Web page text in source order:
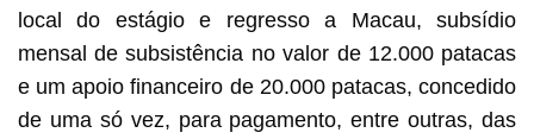
local do estágio e regresso a Macau, subsídio
mensal de subsistência no valor de 12.000 patacas
e um apoio financeiro de 20.000 patacas, concedido
de uma só vez, para pagamento, entre outras, das